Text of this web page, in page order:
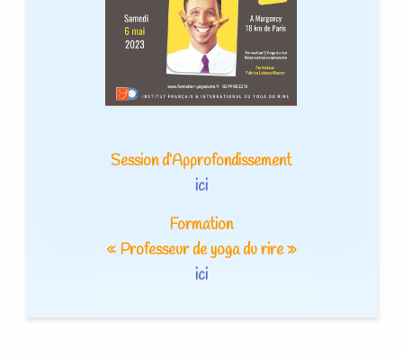
Session d’Approfondissement
ici
Formation
« Professeur de yoga du rire »
ici